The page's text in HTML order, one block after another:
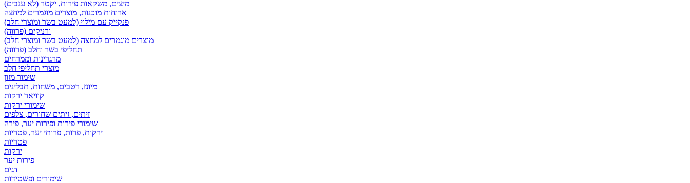
מיצים, משקאות פירות, יקטר (לא ענבים)
ארוחות מוכנות, מוצרים מוגמרים למחצה
פנקייק עם מילוי (למעט בשר ומוצרי חלב)
ורניקים (פרווה)
מוצרים מוגמרים למחצה (למעט בשר ומוצרי חלב)
תחליפי בשר וחלב (פרווה)
מרגרינות וממרחים
מוצרי תחליפי חלב
שימור מזון
מיונז, רטבים, משחות, תבלינים
קוויאר ירקות
שימורי ירקות
זיתים, זיתים שחורים, צלפים
שימורי פירות ופירות יער, פירה
ירקות, פרות, פרותי יער, פטריות
פטריות
ירקות
פירות יער
דגים
שימורים ופשטידות